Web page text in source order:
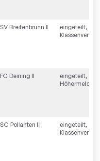
SV Breitenbrunn II
eingeteilt,
FC Deining II
eingeteilt,
SC Pollanten II
eingeteilt,